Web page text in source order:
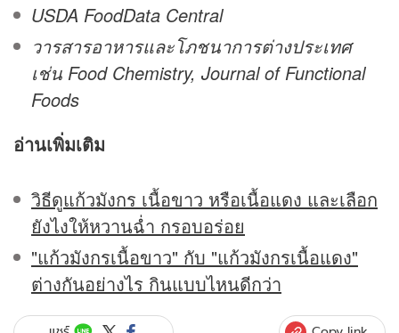
USDA FoodData Central
วารสารอาหารและโภชนาการต่างประเทศ
เช่น Food Chemistry, Journal of Functional
Foods
อ่านเพิ่มเติม
วิธีดูแก้วมังกร เนื้อขาว หรือเนื้อแดง และเลือก
ยังไงให้หวานฉ่ำ กรอบอร่อย
"แก้วมังกรเนื้อขาว" กับ "แก้วมังกรเนื้อแดง"
ต่างกันอย่างไร กินแบบไหนดีกว่า